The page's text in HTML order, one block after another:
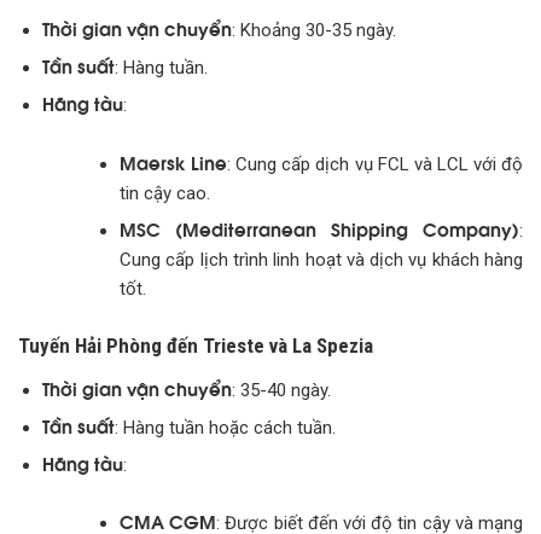
Thời gian vận chuyển: Khoảng 30-35 ngày.
Tần suất: Hàng tuần.
Hãng tàu:
Maersk Line: Cung cấp dịch vụ FCL và LCL với độ
tin cậy cao.
MSC (Mediterranean Shipping Company):
Cung cấp lịch trình linh hoạt và dịch vụ khách hàng
tốt.
Tuyến Hải Phòng đến Trieste và La Spezia
Thời gian vận chuyển: 35-40 ngày.
Tần suất: Hàng tuần hoặc cách tuần.
Hãng tàu:
CMA CGM: Được biết đến với độ tin cậy và mạng